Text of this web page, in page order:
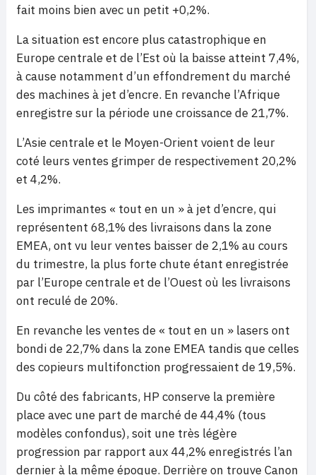
fait moins bien avec un petit +0,2%.
La situation est encore plus catastrophique en
Europe centrale et de l’Est où la baisse atteint 7,4%,
à cause notamment d’un effondrement du marché
des machines à jet d’encre. En revanche l’Afrique
enregistre sur la période une croissance de 21,7%.
L’Asie centrale et le Moyen-Orient voient de leur
coté leurs ventes grimper de respectivement 20,2%
et 4,2%.
Les imprimantes « tout en un » à jet d’encre, qui
représentent 68,1% des livraisons dans la zone
EMEA, ont vu leur ventes baisser de 2,1% au cours
du trimestre, la plus forte chute étant enregistrée
par l’Europe centrale et de l’Ouest où les livraisons
ont reculé de 20%.
En revanche les ventes de « tout en un » lasers ont
bondi de 22,7% dans la zone EMEA tandis que celles
des copieurs multifonction progressaient de 19,5%.
Du côté des fabricants, HP conserve la première
place avec une part de marché de 44,4% (tous
modèles confondus), soit une très légère
progression par rapport aux 44,2% enregistrés l’an
dernier à la même époque. Derrière on trouve Canon